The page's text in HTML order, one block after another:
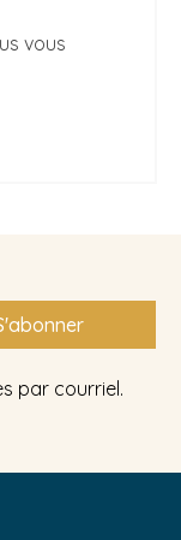
vous
par courriel.